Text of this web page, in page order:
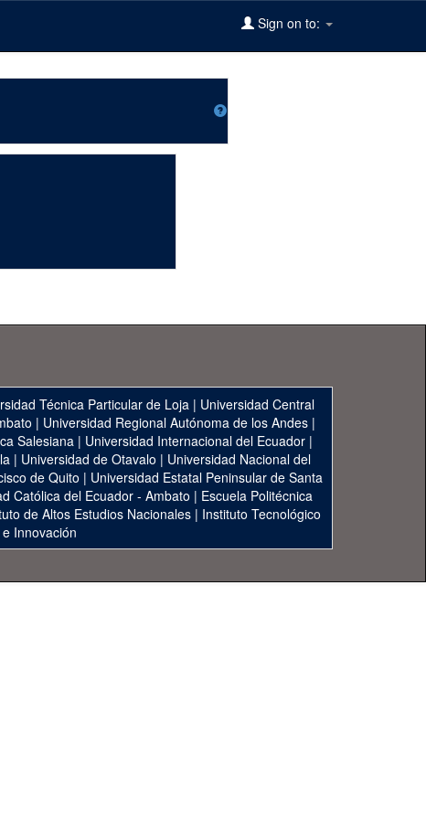
Sign on to:
Técnica Particular de Loja | Universidad Central
| Universidad Regional Autónoma de los Andes|
Salesiana| Universidad Internacional del Ecuador|
| Universidad de Otavalo | Universidad Nacional del
de Quito | Universidad Estatal Peninsular de Santa
Católica del Ecuador - Ambato | Escuela Politécnica
de Altos Estudios Nacionales | Instituto Tecnológico
Innovación